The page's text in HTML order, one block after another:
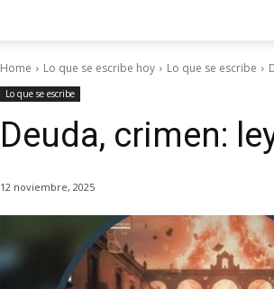
Home Lo que se escribe hoy Lo que se escribe
Lo que se escribe
Deuda, crimen:
12 noviembre, 2025